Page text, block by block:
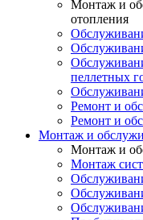
Монтаж и
отопления
пеллетных
Ремонт и
Ремонт и
Монтаж и
Монтаж и
Монтаж